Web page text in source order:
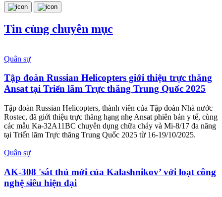
Tin cùng chuyên mục
Quân sự
Tập đoàn Russian Helicopters giới thiệu trực thăng
Ansat tại Triển lãm Trực thăng Trung Quốc 2025
Tập đoàn Russian Helicopters, thành viên của Tập đoàn Nhà nước
Rostec, đã giới thiệu trực thăng hạng nhẹ Ansat phiên bản y tế, cùng
các mẫu Ka-32A11BC chuyên dụng chữa cháy và Mi-8/17 đa năng
tại Triển lãm Trực thăng Trung Quốc 2025 từ 16-19/10/2025.
Quân sự
AK-308 'sát thủ mới của Kalashnikov’ với loạt công
nghệ siêu hiện đại